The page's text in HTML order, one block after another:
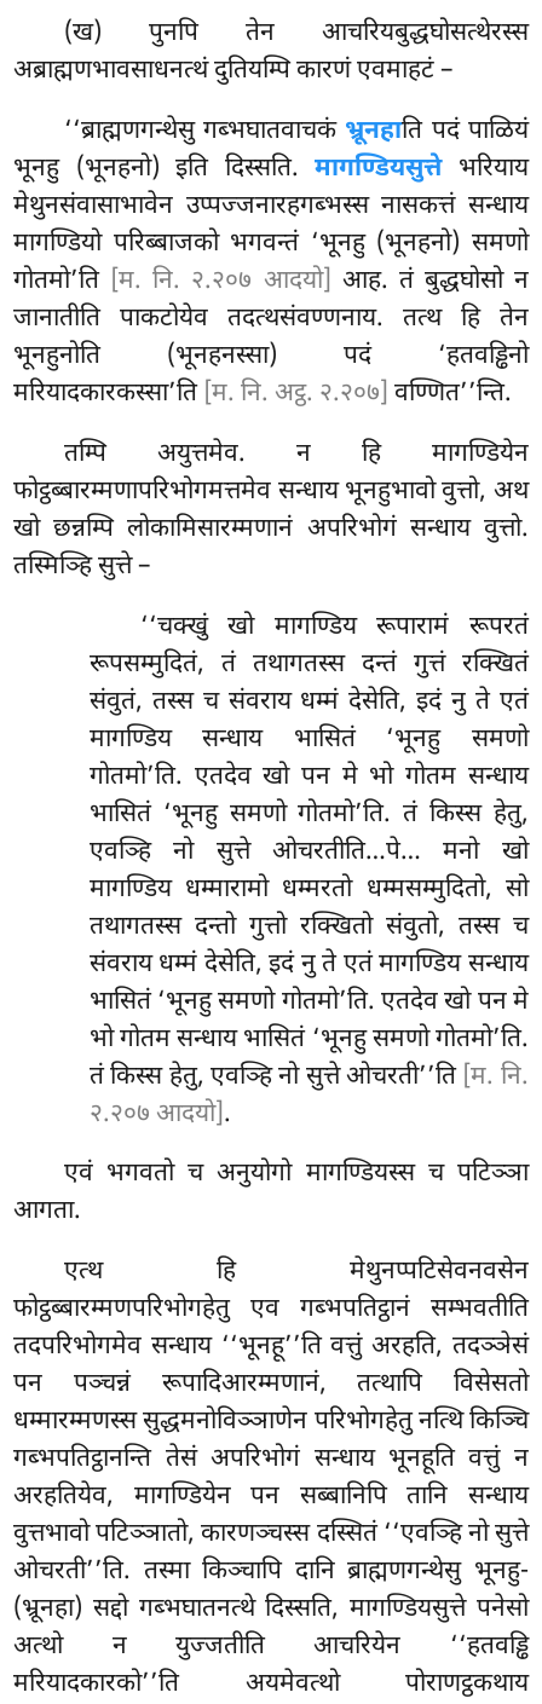
(ख) पुनपि तेन आचरियबुद्धघोसत्थेरस्स
अब्राह्मणभावसाधनत्थं दुतियम्पि कारणं एवमाहटं –
‘‘ब्राह्मणगन्थेसु गब्भघातवाचकं भ्रूनहाति पदं पाळियं
भूनहु (भूनहनो) इति दिस्सति.मागण्डियसुत्तेभरियाय
मेथुनसंवासाभावेन उप्पज्जनारहगब्भस्स नासकत्तं सन्धाय
मागण्डियो परिब्बाजको भगवन्तं ‘भूनहु (भूनहनो) समणो
गोतमो’ति [म. नि. २.२०७ आदयो] आह. तं बुद्धघोसो न
जानातीति पाकटोयेव तदत्थसंवण्णनाय. तत्थ हि तेन
भूनहुनोति (भूनहनस्सा) पदं ‘हतवड्ढिनो
मरियादकारकस्सा’ति [म. नि. अट्ठ. २.२०७] वण्णित’’न्ति.
तम्पि अयुत्तमेव. न हि मागण्डियेन
फोट्ठब्बारम्मणापरिभोगमत्तमेव सन्धाय भूनहुभावो वुत्तो, अथ
खो छन्नम्पि लोकामिसारम्मणानं अपरिभोगं सन्धाय वुत्तो.
तस्मिञ्हि सुत्ते –
‘‘चक्खुंखो मागण्डिय रूपारामं रूपरतं
रूपसम्मुदितं, तं तथागतस्स दन्तं गुत्तं रक्खितं
संवुतं, तस्स च संवराय धम्मं देसेति, इदं नु ते एतं
मागण्डिय सन्धाय भासितं ‘भूनहु समणो
गोतमो’ति. एतदेव खो पन मे भो गोतम सन्धाय
भासितं ‘भूनहु समणो गोतमो’ति. तं किस्स हेतु,
एवञ्हि नो सुत्ते ओचरतीति…पे… मनो खो
मागण्डिय धम्मारामो धम्मरतो धम्मसम्मुदितो, सो
तथागतस्स दन्तो गुत्तो रक्खितो संवुतो, तस्स च
संवराय धम्मं देसेति, इदं नु ते एतं मागण्डिय सन्धाय
भासितं ‘भूनहु समणो गोतमो’ति. एतदेव खो पन मे
भो गोतम सन्धाय भासितं ‘भूनहु समणो गोतमो’ति.
तं किस्स हेतु, एवञ्हि नो सुत्ते ओचरती’’ति [म. नि.
२.२०७ आदयो] .
एवं भगवतो च अनुयोगो मागण्डियस्स च पटिञ्ञा
आगता.
एत्थ हि मेथुनप्पटिसेवनवसेन
फोट्ठब्बारम्मणपरिभोगहेतु एव गब्भपतिट्ठानं सम्भवतीति
तदपरिभोगमेव सन्धाय ‘‘भूनहू’’ति वत्तुं अरहति, तदञ्ञेसं
पन पञ्चन्नं रूपादिआरम्मणानं, तत्थापि विसेसतो
धम्मारम्मणस्स सुद्धमनोविञ्ञाणेन परिभोगहेतु नत्थि किञ्चि
गब्भपतिट्ठानन्ति तेसं अपरिभोगं सन्धाय भूनहूति वत्तुं न
अरहतियेव, मागण्डियेन पन सब्बानिपि तानि सन्धाय
वुत्तभावो पटिञ्ञातो, कारणञ्चस्स दस्सितं ‘‘एवञ्हि नो सुत्ते
ओचरती’’ति. तस्मा किञ्चापि दानि ब्राह्मणगन्थेसु भूनहु-
(भ्रूनहा) सद्दो गब्भघातनत्थे दिस्सति, मागण्डियसुत्ते पनेसो
अत्थो न युज्जतीति आचरियेन ‘‘हतवड्ढि
मरियादकारको’’ति अयमेवत्थो पोराणट्ठकथाय